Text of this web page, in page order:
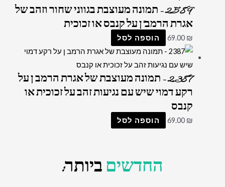
2589 – תמונה מעוצבת בגווני שחור וזהב של
אגרת הרמב"ן על קנבס או זכוכית
69.00 ₪ הוספה לסל
2387 – תמונה מעוצבת של אגרת הרמב ן על
רקע דמוי שיש עם נגיעות זהב על זכוכית או
קנבס
69.00 ₪ הוספה לסל
החדשיםביותר: